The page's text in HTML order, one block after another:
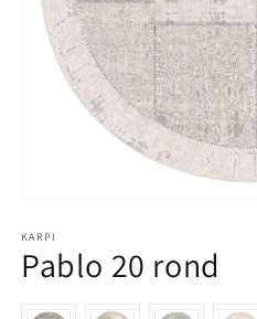
KARPI
Pablo 20 rond